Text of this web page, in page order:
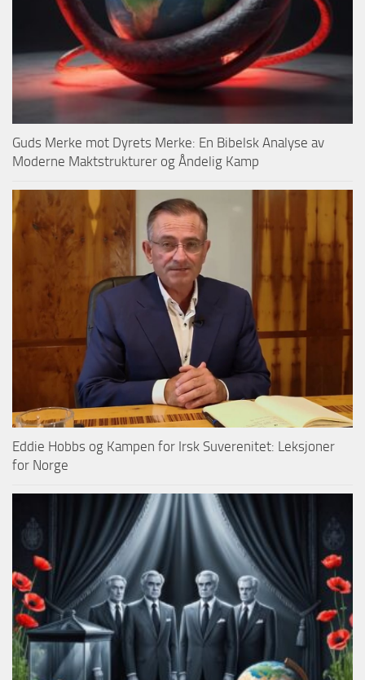
Guds Merke mot Dyrets Merke: En Bibelsk Analyse av
Moderne Maktstrukturer og Åndelig Kamp
Eddie Hobbs og Kampen for Irsk Suverenitet: Leksjoner
for Norge